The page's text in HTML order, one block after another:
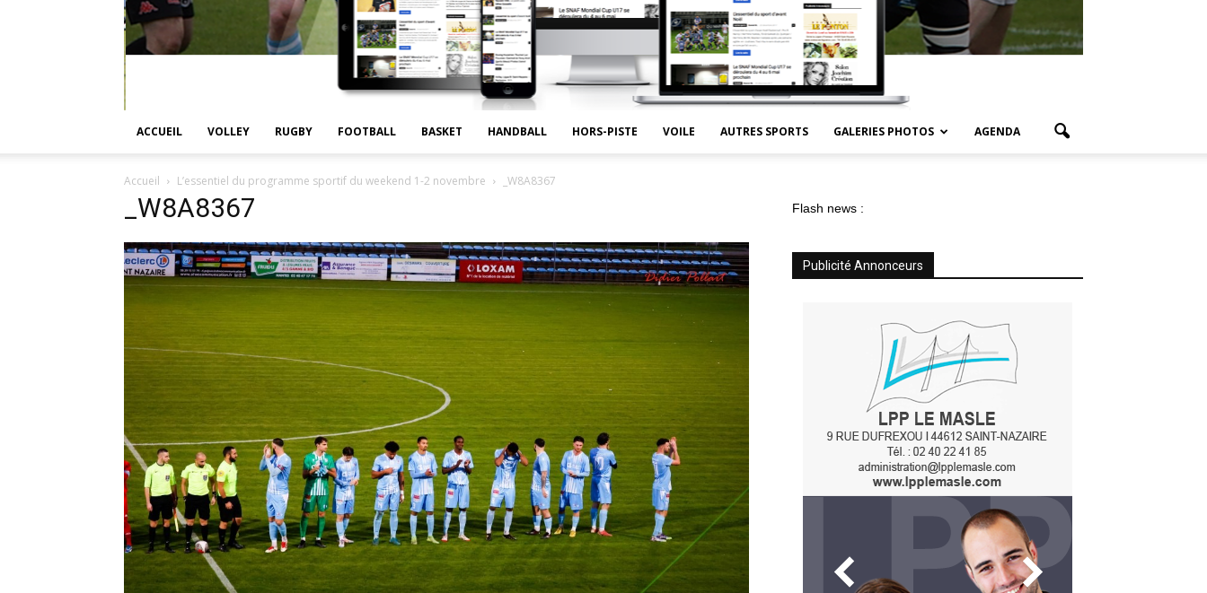
ACCUEIL VOLLEY RUGBY FOOTBALL BASKET HANDBALL HORS-PISTE VOILE AUTRES SPORTS GALERIES PHOTOS AGENDA
Accueil L’essentiel du programme sportif du weekend 1-2 novembre _W8A8367
_W8A8367 Flash news :
Publicité Annonceurs